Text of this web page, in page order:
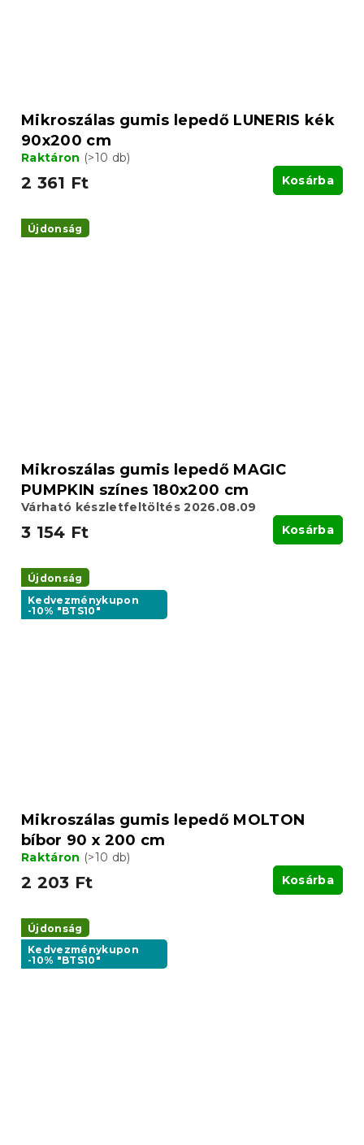
Mikroszálas gumis lepedő LUNERIS kék
90x200 cm
Raktáron (>10 db)
2 361 Ft Kosárba
Újdonság
Mikroszálas gumis lepedő MAGIC
PUMPKIN színes 180x200 cm
Várható készletfeltöltés 2026.08.09
3 154 Ft Kosárba
Újdonság
Kedvezménykupon
-10% "BTS10"
Mikroszálas gumis lepedő MOLTON
bíbor 90 x 200 cm
Raktáron (>10 db)
2 203 Ft Kosárba
Újdonság
Kedvezménykupon
-10% "BTS10"